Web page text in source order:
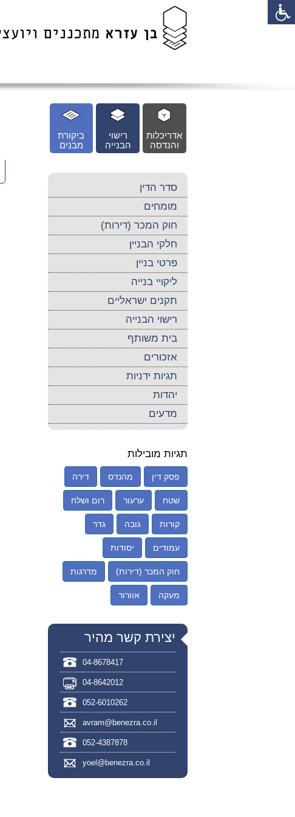
ביקורת
מבנים
רישוי
הבנייה
אדריכלות
והנדסה
סדר הדין
מומחים
חוק המכר (דירות)
חלקי הבניין
פרטי בניין
ליקויי בנייה
תקנים ישראליים
רישוי הבנייה
בית משותף
אזכורים
תגיות ידניות
יהדות
מדעים
תגיות מובילות
פסק דין מהנדס דירה
שטח ערעור רום ושלח
קורות גובה גדר
עמודים יסודות
חוק המכר (דירות) מדרגות
מעקה אוורור
יצירת קשר מהיר
04-8678417
04-8642012
052-6010262
avram@benezra.co.il
052-4387878
yoel@benezra.co.il